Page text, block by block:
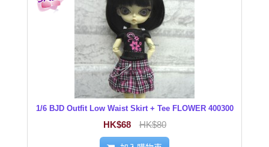
1/6 BJD Outfit Low Waist Skirt + Tee FLOWER 400300
HK$68 HK$80